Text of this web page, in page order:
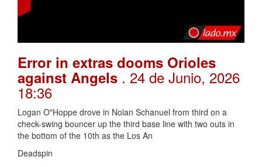
Error in extras dooms Orioles
against Angels . 24 de Junio, 2026
18:36
Logan O"Hoppe drove in Nolan Schanuel from third on a
check-swing bouncer up the third base line with two outs in
the bottom of the 10th as the Los An
Deadspin